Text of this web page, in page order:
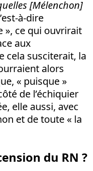
[Mélenchon]
à-dire
», ce qui ouvrirait
aux
cela susciterait, la
alors
« puisque »
de l’échiquier
elle aussi, avec
et de toute « la
du RN ?